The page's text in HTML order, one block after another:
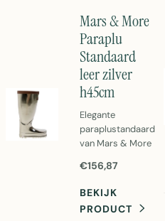
inrichting.
Mars & More
Paraplu
Standaard
leer zilver
h45cm
Elegante
paraplustandaard
van Mars & More
afwerking.
aluminium
constructie.
€156,87
BEKIJK
PRODUCT